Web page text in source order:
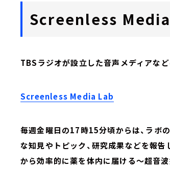
Screenless Media
TBSラジオが設立した音声メディアな
Screenless Media Lab
毎週金曜日の17時15分頃からは、ラボ
な知見やトピック、研究成果などを報
から効率的に薬を体内に届ける～超音波